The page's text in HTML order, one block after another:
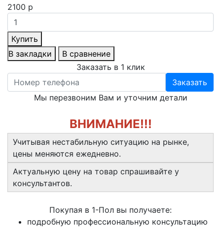
2100 р
Купить
В закладки
В сравнение
Заказать в 1 клик
Заказать
Мы перезвоним Вам и уточним детали
ВНИМАНИЕ!!!
Учитывая нестабильную ситуацию на рынке,
цены меняются ежедневно.
Актуальную цену на товар спрашивайте у
консультантов.
Покупая в 1-Пол вы получаете:
подробную профессиональную консультацию